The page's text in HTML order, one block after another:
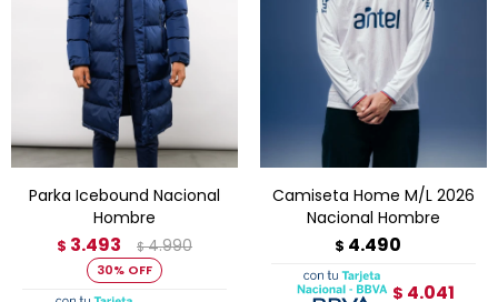
Parka Icebound Nacional
Hombre
$ 3.493 $ 4.990
30
Camiseta Home M/L 2026
Nacional Hombre
$ 4.490
$ 4.041